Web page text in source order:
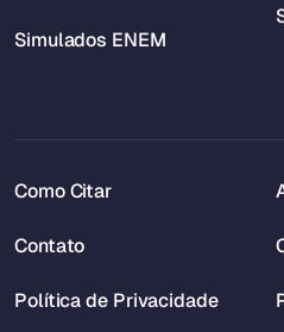
Simulados ENEM
Como Citar
Contato
Política de Privacidade